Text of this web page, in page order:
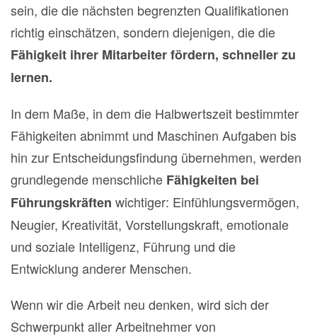
sein, die die nächsten begrenzten Qualifikationen
richtig einschätzen, sondern diejenigen, die die
Fähigkeit ihrer Mitarbeiter fördern, schneller zu
lernen.
In dem Maße, in dem die Halbwertszeit bestimmter
Fähigkeiten abnimmt und Maschinen Aufgaben bis
hin zur Entscheidungsfindung übernehmen, werden
grundlegende menschliche Fähigkeiten bei
Führungskräften wichtiger: Einfühlungsvermögen,
Neugier, Kreativität, Vorstellungskraft, emotionale
und soziale Intelligenz, Führung und die
Entwicklung anderer Menschen.
Wenn wir die Arbeit neu denken, wird sich der
Schwerpunkt aller Arbeitnehmer von